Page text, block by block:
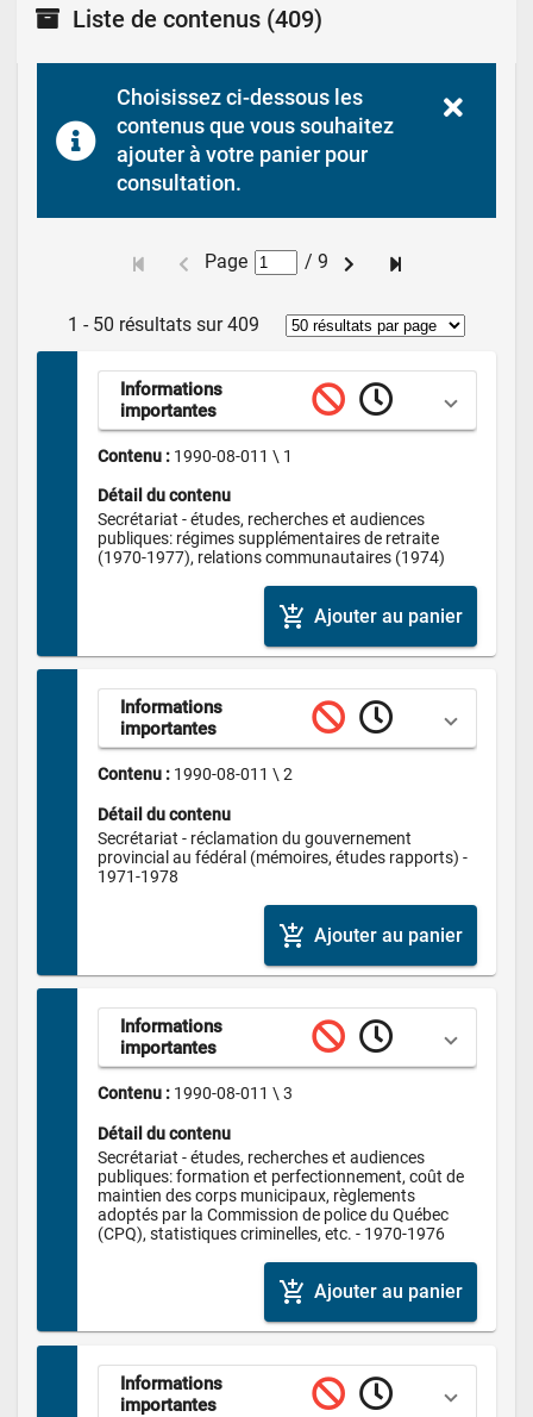
Liste de contenus (409)
Choisissez ci-dessous les
contenus que vous souhaitez
ajouter à votre panier pour
consultation.
Page / 9
1 - 50 résultats sur 409
Informations
importantes
Contenu : 1990-08-011 \ 1
Détail du contenu
Secrétariat - études, recherches et audiences
publiques: régimes supplémentaires de retraite
(1970-1977), relations communautaires (1974)
add_shopping_cart Ajouter au panier
Informations
importantes
Contenu : 1990-08-011 \ 2
Détail du contenu
Secrétariat - réclamation du gouvernement
provincial au fédéral (mémoires, études rapports) -
1971-1978
add_shopping_cart Ajouter au panier
Informations
importantes
Contenu : 1990-08-011 \ 3
Détail du contenu
Secrétariat - études, recherches et audiences
publiques: formation et perfectionnement, coût de
maintien des corps municipaux, règlements
adoptés par la Commission de police du Québec
(CPQ), statistiques criminelles, etc. - 1970-1976
add_shopping_cart Ajouter au panier
Informations
importantes